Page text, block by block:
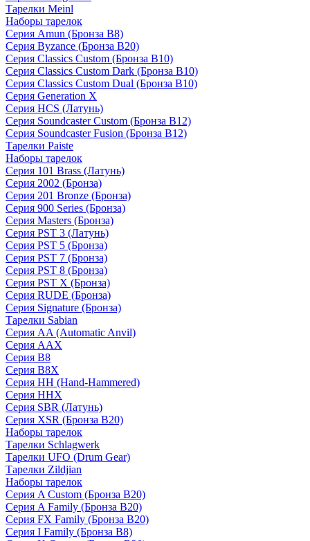
Тарелки Meinl
Наборы тарелок
Серия Amun (Бронза B8)
Серия Byzance (Бронза B20)
Серия Classics Custom (Бронза B10)
Серия Classics Custom Dark (Бронза B10)
Серия Classics Custom Dual (Бронза B10)
Серия Generation X
Серия HCS (Латунь)
Серия Soundcaster Custom (Бронза B12)
Серия Soundcaster Fusion (Бронза B12)
Тарелки Paiste
Наборы тарелок
Серия 101 Brass (Латунь)
Серия 2002 (Бронза)
Серия 201 Bronze (Бронза)
Серия 900 Series (Бронза)
Серия Masters (Бронза)
Серия PST 3 (Латунь)
Серия PST 5 (Бронза)
Серия PST 7 (Бронза)
Серия PST 8 (Бронза)
Серия PST X (Бронза)
Серия RUDE (Бронза)
Серия Signature (Бронза)
Тарелки Sabian
Серия AA (Automatic Anvil)
Серия AAX
Серия B8
Серия B8X
Серия HH (Hand-Hammered)
Серия HHX
Серия SBR (Латунь)
Серия XSR (Бронза B20)
Наборы тарелок
Тарелки Schlagwerk
Тарелки UFO (Drum Gear)
Тарелки Zildjian
Наборы тарелок
Серия A Custom (Бронза B20)
Серия A Family (Бронза B20)
Серия FX Family (Бронза B20)
Серия I Family (Бронза B8)